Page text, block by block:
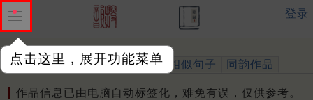
点击这里，展开功能菜单
登录
作品 标注四声 出处、引用 相似句子 同韵作品
作品信息已由电脑自动标签化，难免有误，仅供参考。